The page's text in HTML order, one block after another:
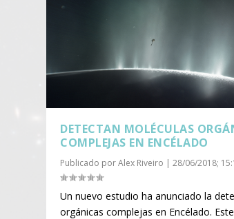
DETECTAN MOLÉCULAS
COMPLEJAS EN ENCÉLADO
Publicado porAlex Riveiro |28/06/2018;
Un nuevo estudio ha anunciado la
orgánicas complejas en Encélado.